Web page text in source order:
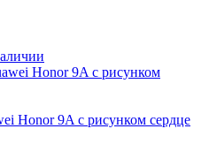
Honor 9A с рисунком сердце